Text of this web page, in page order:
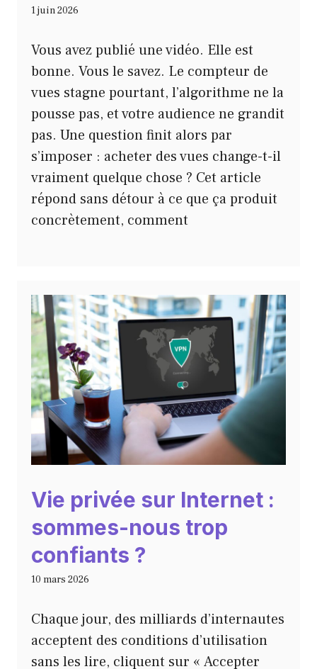
1 juin 2026
Vous avez publié une vidéo. Elle est
bonne. Vous le savez. Le compteur de
vues stagne pourtant, l’algorithme ne la
pousse pas, et votre audience ne grandit
pas. Une question finit alors par
s’imposer : acheter des vues change-t-il
vraiment quelque chose ? Cet article
répond sans détour à ce que ça produit
concrètement, comment
Vie privée sur Internet :
sommes-nous trop
confiants ?
10 mars 2026
Chaque jour, des milliards d’internautes
acceptent des conditions d’utilisation
sans les lire, cliquent sur « Accepter